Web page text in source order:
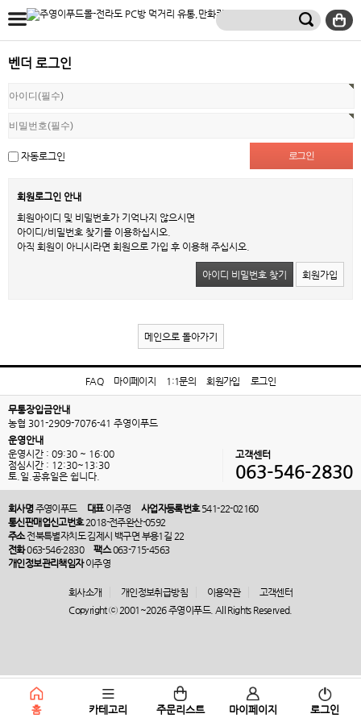
벤더 로그인
자동로그인
회원로그인 안내
회원아이디 및 비밀번호가 기억나지 않으시면
아이디/비밀번호 찾기를 이용하십시오.
아직 회원이 아니시라면 회원으로 가입 후 이용해 주십시오.
아이디 비밀번호 찾기 회원가입
메인으로 돌아가기
홈 카테고리 주문리스트 마이페이지 로그인
FAQ 마이페이지 1:1문의 회원가입 로그인
무통장입금안내
농협 301-2909-7076-41 주영이푸드
운영안내
운영시간 : 09:30 ~ 16:00
점심시간 : 12:30~13:30
토.일.공휴일은 쉽니다.
고객센터
063-546-2830
회사명주영이푸드 대표이주영 사업자등록번호541-22-02160
통신판매업신고번호2018-전주완산-0592
주소전북특별자치도 김제시 백구면 부용1길 22
전화063-546-2830 팩스063-715-4563
개인정보관리책임자이주영
회사소개 개인정보취급방침 이용약관
고객센터
Copyright ⓒ 2001~2026 주영이푸드. All Rights Reserved.